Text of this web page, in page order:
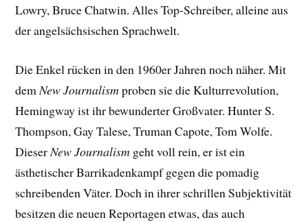
Lowry, Bruce Chatwin. Alles Top-Schreiber, alleine aus
der angelsächsischen Sprachwelt.
Die Enkel rücken in den 1960er Jahren noch näher. Mit
dem New Journalismproben sie die Kulturrevolution,
Hemingway ist ihr bewunderter Großvater. Hunter S.
Thompson, Gay Talese, Truman Capote, Tom Wolfe.
Dieser New Journalism geht voll rein, er ist ein
ästhetischer Barrikadenkampf gegen die pomadig
schreibenden Väter. Doch in ihrer schrillen Subjektivität
besitzen die neuen Reportagen etwas, das auch